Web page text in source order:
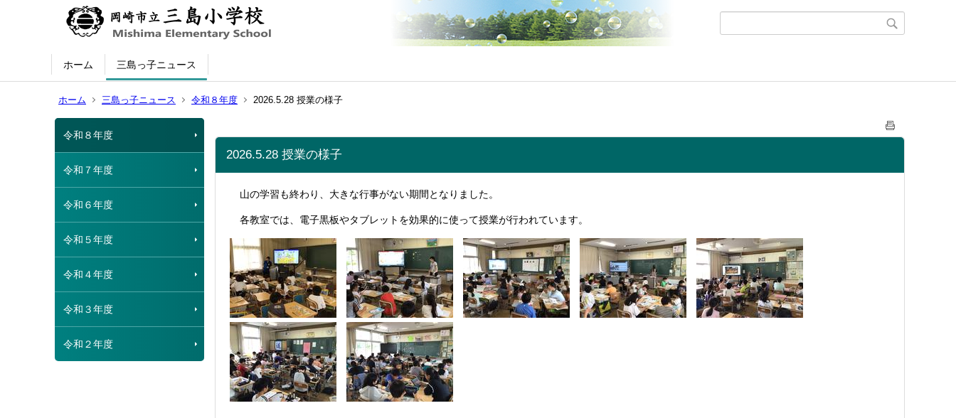
ホーム 三島っ子ニュース
ホーム 三島っ子ニュース 令和８年度 2026.5.28 授業の様子
令和８年度
令和７年度
令和６年度
令和５年度
令和４年度
令和３年度
令和２年度
2026.5.28 授業の様子
山の学習も終わり、大きな行事がない期間となりました。
各教室では、電子黒板やタブレットを効果的に使って授業が行われています。